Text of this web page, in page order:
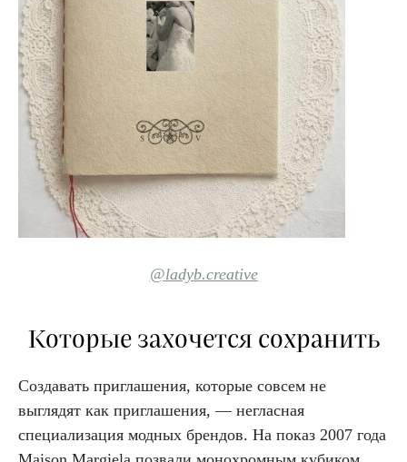
@ladyb.creative
Которые захочется сохранить
Создавать приглашения, которые совсем не
выглядят как приглашения, — негласная
специализация модных брендов. На показ 2007 года